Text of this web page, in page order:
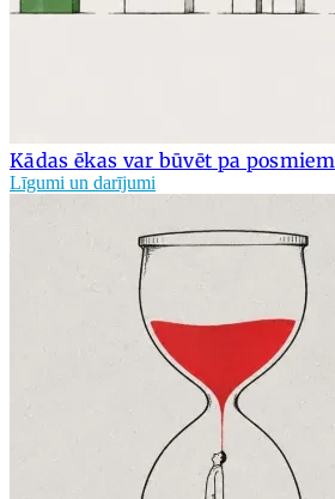
Kādas ēkas var būvēt pa posmiem
Līgumi un darījumi